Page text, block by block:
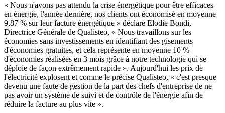
« Nous n'avons pas attendu la crise énergétique pour être efficaces
en énergie, l'année dernière, nos clients ont économisé en moyenne
9,87 % sur leur facture énergétique » déclare Elodie Bondi,
Directrice Générale de Qualisteo, « Nous travaillons sur les
économies sans investissements en identifiant des gisements
d'économies gratuites, et cela représente en moyenne 10 %
d'économies réalisées en 3 mois grâce à notre technologie qui se
déploie de façon extrêmement rapide ». Aujourd'hui les prix de
l'électricité explosent et comme le précise Qualisteo, « c'est presque
devenu une faute de gestion de la part des chefs d'entreprise de ne
pas avoir un système de suivi et de contrôle de l'énergie afin de
réduire la facture au plus vite ».